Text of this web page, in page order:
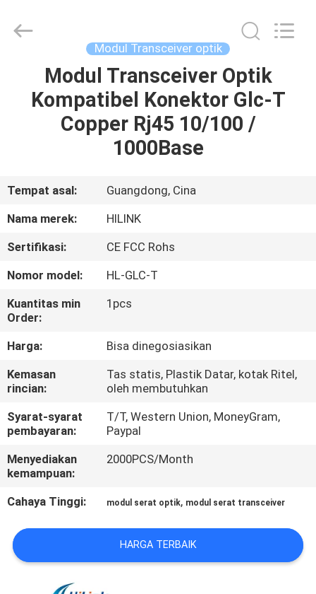
RUMAH
PRODUK
KAMI
PABRIK
KONTROL
KUALITAS
HUBUNGI
KAMI
BERITA
KASUS-
KASUS
MINTA
KUTIPAN
Technology
Co.,Ltd..
Modul Transceiver optik
Modul Transceiver Optik
Kompatibel Konektor Glc-T
Copper Rj45 10/100 /
1000Base
Tempat asal:
Guangdong, Cina
Nama merek:
HILINK
Sertifikasi:
CE FCC Rohs
Nomor model:
HL-GLC-T
Kuantitas min
Order:
1pcs
Harga:
Bisa dinegosiasikan
Kemasan
rincian:
Tas statis, Plastik Datar, kotak Ritel,
oleh membutuhkan
Syarat-syarat
pembayaran:
T/T, Western Union, MoneyGram,
Paypal
Menyediakan
kemampuan:
2000PCS/Month
Cahaya Tinggi: modul serat optik, modul serat transceiver
HARGA TERBAIK